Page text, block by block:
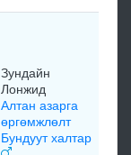
Зундайн
Лонжид
Алтан азарга
өргөмжлөлт
Бундуут халтар